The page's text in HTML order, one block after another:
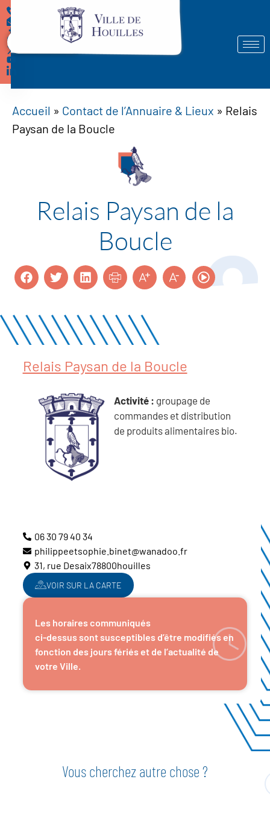
Démarches
Accueil » Contact de l’Annuaire & Lieux » Relais
Paysan de la Boucle
Relais Paysan de la
Boucle
Relais Paysan de la Boucle
Activité : groupage de
commandes et distribution
de produits alimentaires bio.
06 30 79 40 34
philippeetsophie.binet@wanadoo.fr
31, rue Desaix78800houilles
VOIR SUR LA CARTE
Les horaires communiqués
ci-dessus sont susceptibles d’être modifiés en
fonction des jours fériés et de l’actualité de
votre Ville.
Vous cherchez autre chose ?